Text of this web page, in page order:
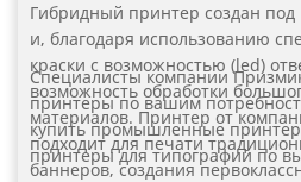
Гибридный принтер создан
и, благодаря использованию
краски с возможностью (led)
возможность обработки
материалов. Принтер от
подходит для печати
баннеров, создания
Специалисты компании
принтеры по вашим
купить промышленные
принтеры для типографий по